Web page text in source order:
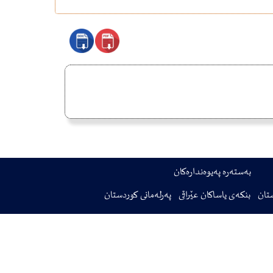
بەستەرە پەیوەندارەکان
بنکەی یاساکان عێراقی پەرلەمانی کوردستان